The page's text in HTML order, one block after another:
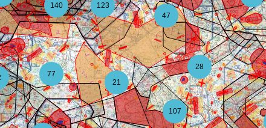
107
77
123
47
28
21
140